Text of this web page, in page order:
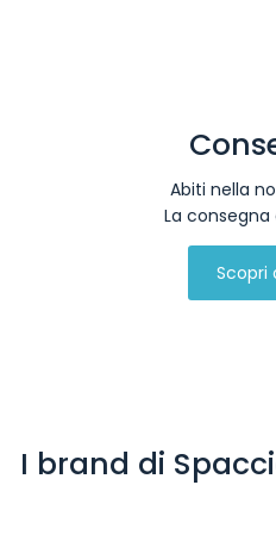
Abiti nella
La consegna
Scopri
I brand di